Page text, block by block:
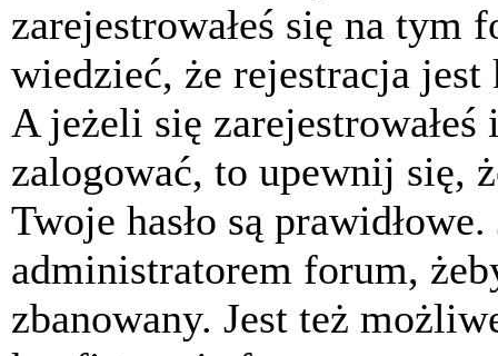
zarejestrowałeś się na tym
wiedzieć, że rejestracja
A jeżeli się
zalogować, to upewnij się,
Twoje hasło są
administratorem forum,
zbanowany. Jest też